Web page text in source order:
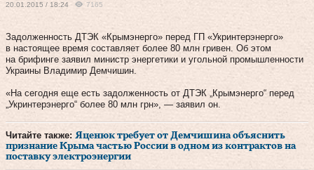
20.01.2015 / 18:24 7165
Задолженность ДТЭК «Крымэнерго» перед ГП «Укринтерэнерго»
в настоящее время составляет более 80 млн гривен. Об этом
на брифинге заявил министр энергетики и угольной промышленности
Украины Владимир Демчишин.
«На сегодня еще есть задолженность от ДТЭК „Крымэнерго“ перед
„Укринтерэнерго“ более 80 млн грн», — заявил он.
Читайте также: Яценюк требует от Демчишина объяснить
признание Крыма частью России в одном из контрактов на
поставку электроэнергии